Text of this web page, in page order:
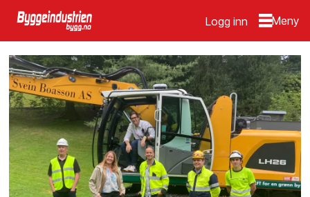
Logg inn